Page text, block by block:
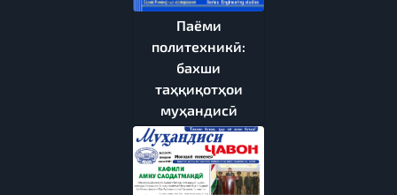
Паёми
политехникӣ:
бахши
таҳқиқотҳои
муҳандисӣ